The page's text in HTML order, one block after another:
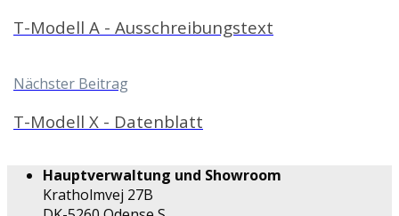
T-Modell A - Ausschreibungstext
Nächster Beitrag
T-Modell X - Datenblatt
Hauptverwaltung und Showroom
Kratholmvej 27B